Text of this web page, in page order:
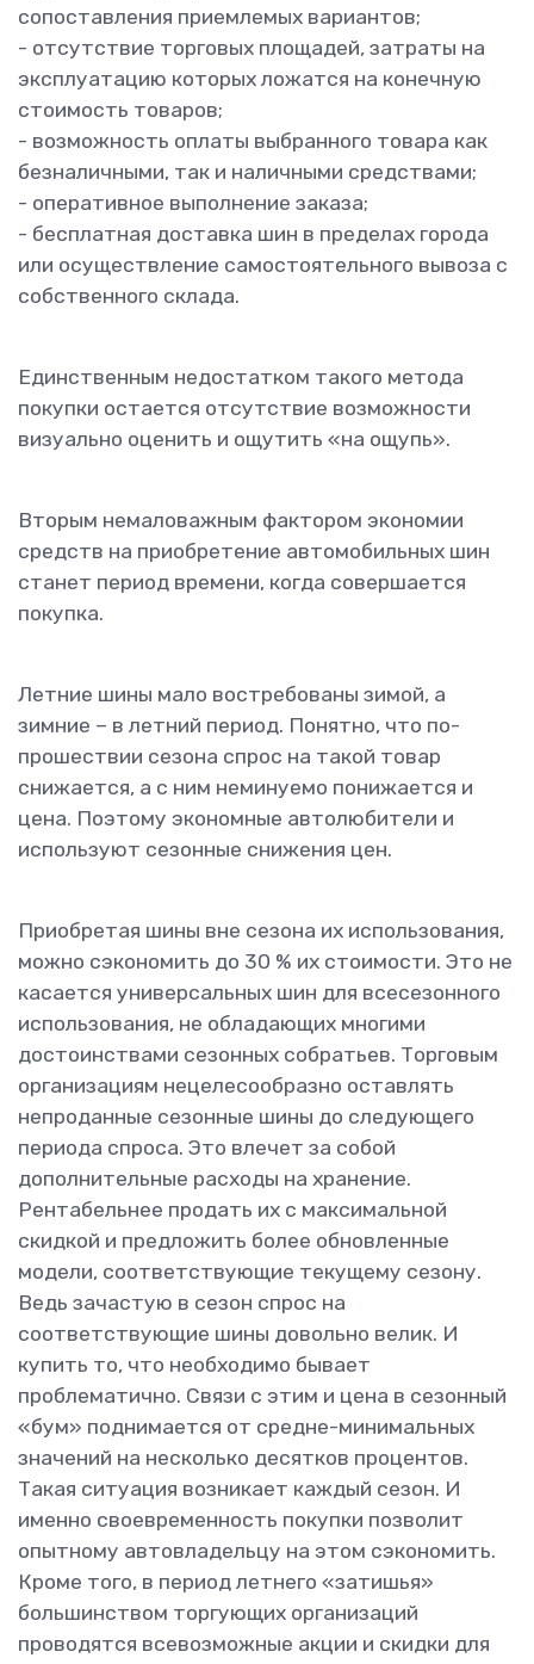
сопоставления приемлемых вариантов;
- отсутствие торговых площадей, затраты на
эксплуатацию которых ложатся на конечную
стоимость товаров;
- возможность оплаты выбранного товара как
безналичными, так и наличными средствами;
- оперативное выполнение заказа;
- бесплатная доставка шин в пределах города
или осуществление самостоятельного вывоза с
собственного склада.
Единственным недостатком такого метода
покупки остается отсутствие возможности
визуально оценить и ощутить «на ощупь».
Вторым немаловажным фактором экономии
средств на приобретение автомобильных шин
станет период времени, когда совершается
покупка.
Летние шины мало востребованы зимой, а
зимние – в летний период. Понятно, что по-
прошествии сезона спрос на такой товар
снижается, а с ним неминуемо понижается и
цена. Поэтому экономные автолюбители и
используют сезонные снижения цен.
Приобретая шины вне сезона их использования,
можно сэкономить до 30 % их стоимости. Это не
касается универсальных шин для всесезонного
использования, не обладающих многими
достоинствами сезонных собратьев. Торговым
организациям нецелесообразно оставлять
непроданные сезонные шины до следующего
периода спроса. Это влечет за собой
дополнительные расходы на хранение.
Рентабельнее продать их с максимальной
скидкой и предложить более обновленные
модели, соответствующие текущему сезону.
Ведь зачастую в сезон спрос на
соответствующие шины довольно велик. И
купить то, что необходимо бывает
проблематично. Связи с этим и цена в сезонный
«бум» поднимается от средне-минимальных
значений на несколько десятков процентов.
Такая ситуация возникает каждый сезон. И
именно своевременность покупки позволит
опытному автовладельцу на этом сэкономить.
Кроме того, в период летнего «затишья»
большинством торгующих организаций
проводятся всевозможные акции и скидки для